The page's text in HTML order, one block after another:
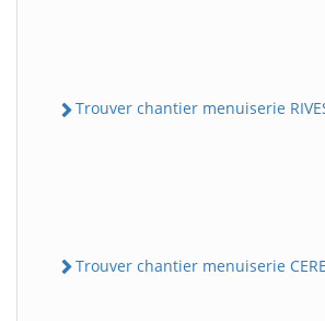
Trouver chantier menuiserie
Trouver chantier menuiserie